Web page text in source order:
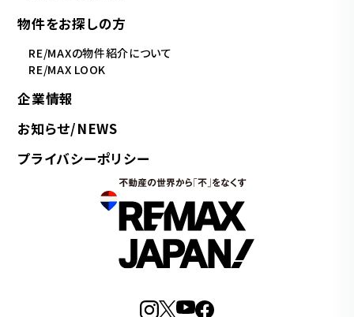
物件をお探しの方
RE/MAXの物件紹介について
RE/MAX LOOK
企業情報
お知らせ/NEWS
プライバシーポリシー